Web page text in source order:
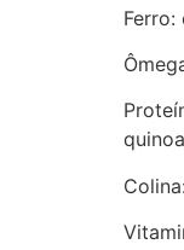
Ferro: